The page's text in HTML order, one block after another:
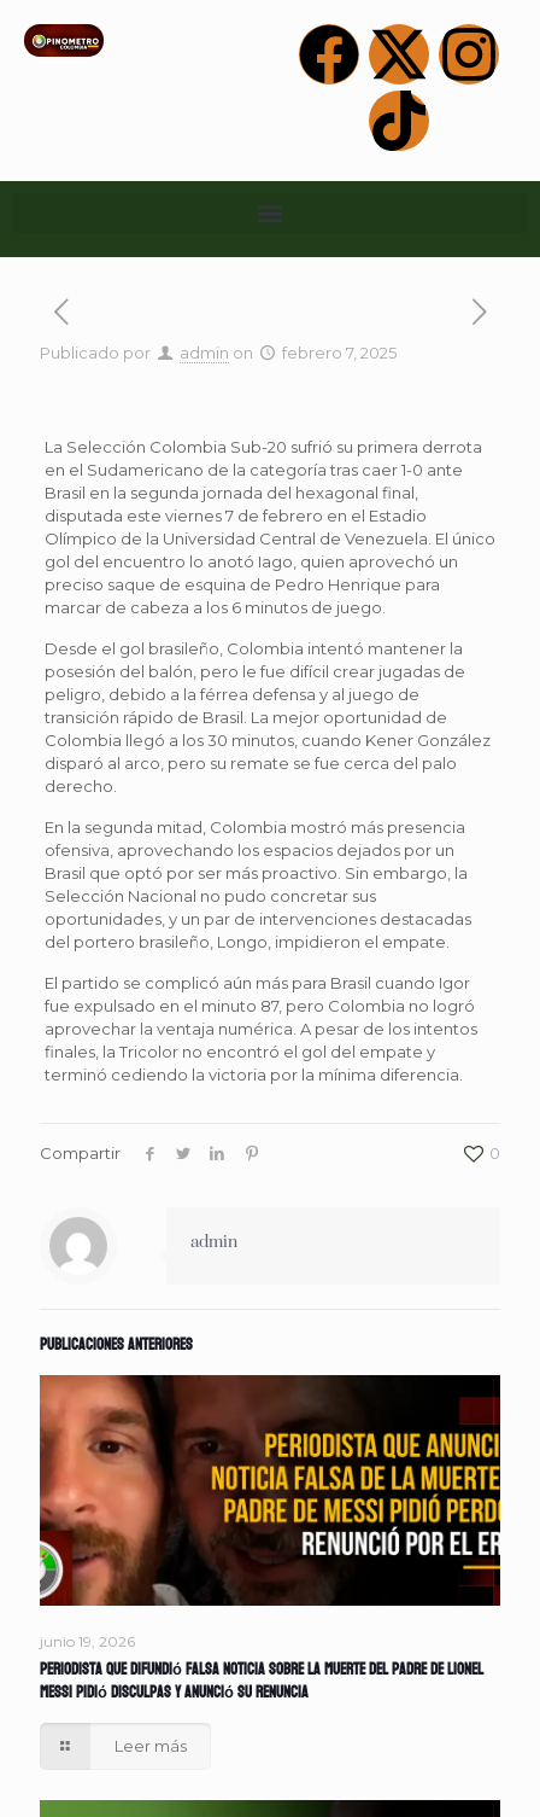
Publicado por admin on febrero 7, 2025
La Selección Colombia Sub-20 sufrió su primera derrota
en el Sudamericano de la categoría tras caer 1-0 ante
Brasil en la segunda jornada del hexagonal final,
disputada este viernes 7 de febrero en el Estadio
Olímpico de la Universidad Central de Venezuela. El único
gol del encuentro lo anotó Iago, quien aprovechó un
preciso saque de esquina de Pedro Henrique para
marcar de cabeza a los 6 minutos de juego.
Desde el gol brasileño, Colombia intentó mantener la
posesión del balón, pero le fue difícil crear jugadas de
peligro, debido a la férrea defensa y al juego de
transición rápido de Brasil. La mejor oportunidad de
Colombia llegó a los 30 minutos, cuando Kener González
disparó al arco, pero su remate se fue cerca del palo
derecho.
En la segunda mitad, Colombia mostró más presencia
ofensiva, aprovechando los espacios dejados por un
Brasil que optó por ser más proactivo. Sin embargo, la
Selección Nacional no pudo concretar sus
oportunidades, y un par de intervenciones destacadas
del portero brasileño, Longo, impidieron el empate.
El partido se complicó aún más para Brasil cuando Igor
fue expulsado en el minuto 87, pero Colombia no logró
aprovechar la ventaja numérica. A pesar de los intentos
finales, la Tricolor no encontró el gol del empate y
terminó cediendo la victoria por la mínima diferencia.
Compartir 0
admin
Publicaciones anteriores
junio 19, 2026
Periodista que difundió falsa noticia sobre la muerte del padre de Lionel
Messi pidió disculpas y anunció su renuncia
Leer más